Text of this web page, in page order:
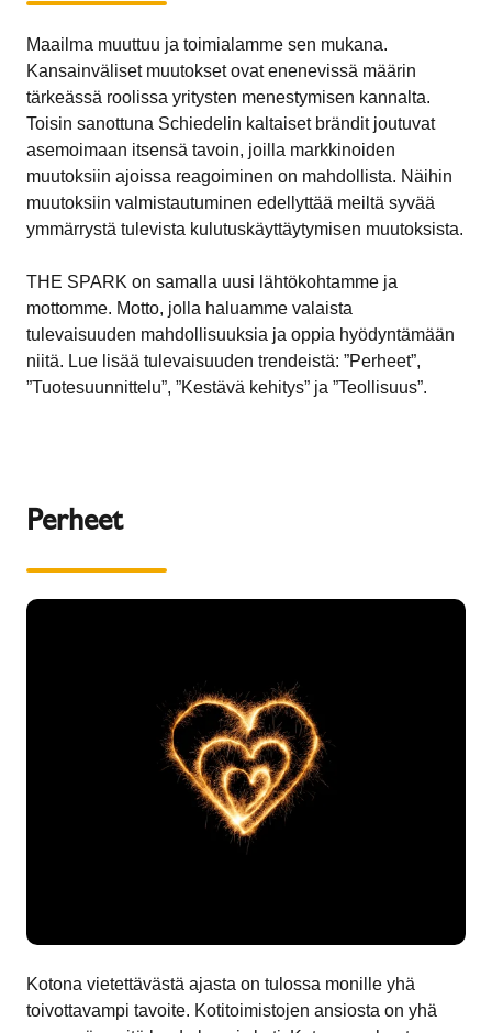
Maailma muuttuu ja toimialamme sen mukana.
Kansainväliset muutokset ovat enenevissä määrin
tärkeässä roolissa yritysten menestymisen kannalta.
Toisin sanottuna Schiedelin kaltaiset brändit joutuvat
asemoimaan itsensä tavoin, joilla markkinoiden
muutoksiin ajoissa reagoiminen on mahdollista. Näihin
muutoksiin valmistautuminen edellyttää meiltä syvää
ymmärrystä tulevista kulutuskäyttäytymisen muutoksista.
THE SPARK on samalla uusi lähtökohtamme ja
mottomme. Motto, jolla haluamme valaista
tulevaisuuden mahdollisuuksia ja oppia hyödyntämään
niitä. Lue lisää tulevaisuuden trendeistä: ”Perheet”,
”Tuotesuunnittelu”, ”Kestävä kehitys” ja ”Teollisuus”.
Perheet
Kotona vietettävästä ajasta on tulossa monille yhä
toivottavampi tavoite. Kotitoimistojen ansiosta on yhä